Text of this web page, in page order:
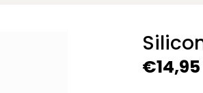
€14,95